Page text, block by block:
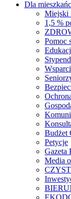
Dla
Miejski
1,5 %
Pomoc
Budżet
Petycje
Gazeta
Media